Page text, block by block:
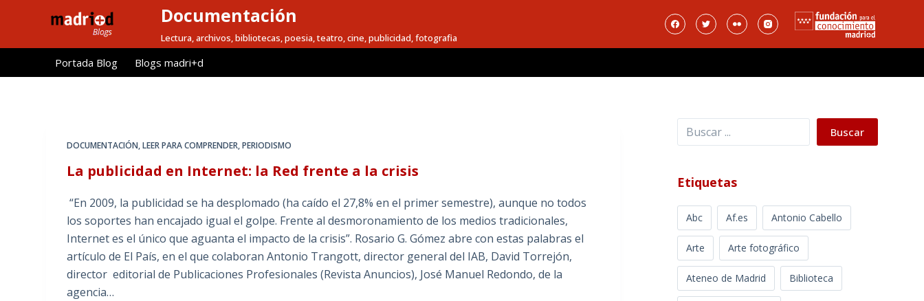
l
Documentación
Lectura, archivos, bibliotecas, poesia, teatro, cine, publicidad, fotografia
Portada Blog Blogs madri+d
DOCUMENTACIÓN,LEER PARA COMPRENDER,PERIODISMO
La publicidad en Internet: la Red frente a la crisis
“En 2009, la publicidad se ha desplomado (ha caído el 27,8% en el primer semestre), aunque no todos
los soportes han encajado igual el golpe. Frente al desmoronamiento de los medios tradicionales,
Internet es el único que aguanta el impacto de la crisis”. Rosario G. Gómez abre con estas palabras el
artículo de El País, en el que colaboran Antonio Trangott, director general del IAB, David Torrejón,
director editorial de Publicaciones Profesionales (Revista Anuncios), José Manuel Redondo, de la
agencia…
Buscar Buscar
Etiquetas
Abc Af.es Antonio Cabello
Arte Arte fotográfico
Ateneo de Madrid Biblioteca